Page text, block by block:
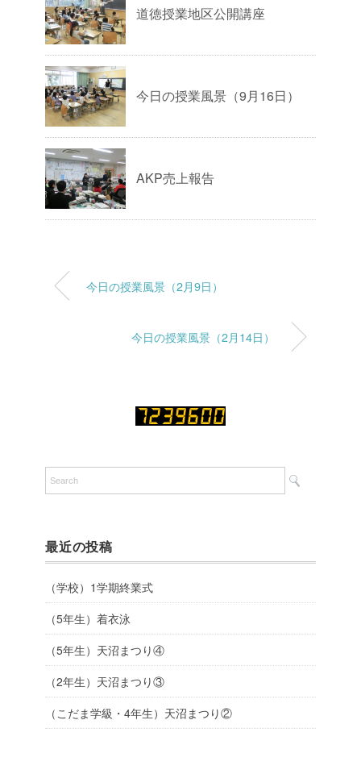
道徳授業地区公開講座
今日の授業風景（9月16日）
AKP売上報告
今日の授業風景（2月9日）
今日の授業風景（2月14日）
最近の投稿
（学校）1学期終業式
（5年生）着衣泳
（5年生）天沼まつり④
（2年生）天沼まつり③
（こだま学級・4年生）天沼まつり②